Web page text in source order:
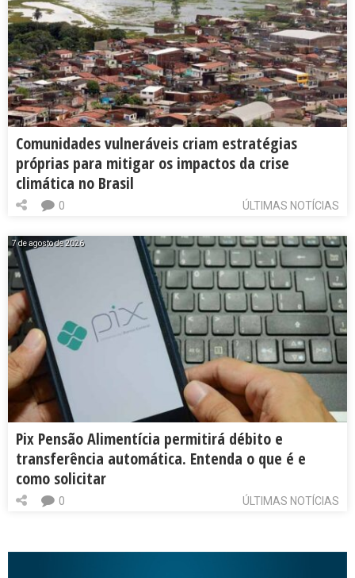
Comunidades vulneráveis criam estratégias
próprias para mitigar os impactos da crise
climática no Brasil
ÚLTIMAS NOTÍCIAS
0
7 de agosto de 2026
Pix Pensão Alimentícia permitirá débito e
transferência automática. Entenda o que é e
como solicitar
ÚLTIMAS NOTÍCIAS
0